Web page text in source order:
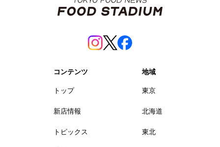
コンテンツ
トップ
新店情報
トピックス
地域
東京
北海道
東北